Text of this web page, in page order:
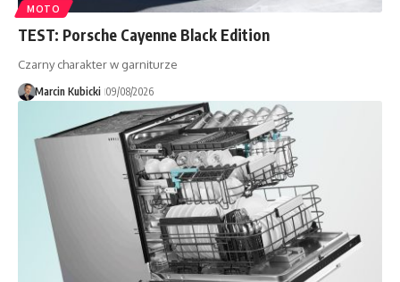
MOTO
TEST: Porsche Cayenne Black Edition
Czarny charakter w garniturze
Marcin Kubicki 09/08/2026